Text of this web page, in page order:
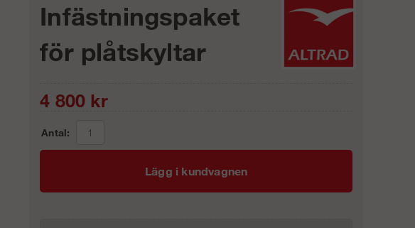
Infästningspaket
för plåtskyltar
4 800 kr
Antal:
Lägg i kundvagnen